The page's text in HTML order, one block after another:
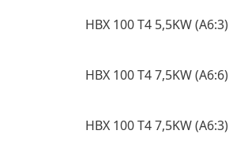
HBX 100 T4 5,5KW (A6:3)
HBX 100 T4 7,5KW (A6:6)
HBX 100 T4 7,5KW (A6:3)